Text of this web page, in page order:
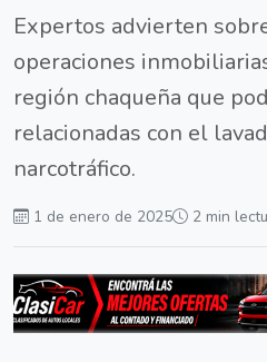
Expertos advierten
operaciones
región chaqueña que
relacionadas con el
narcotráfico.
1 de enero de 2025 2 min